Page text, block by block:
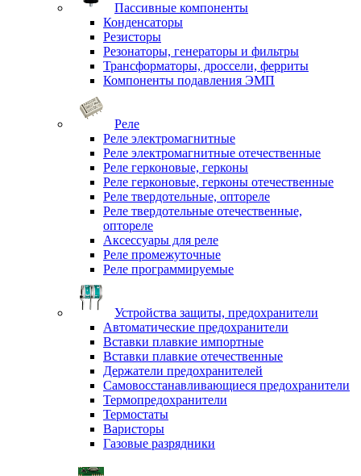
Пассивные компоненты
Конденсаторы
Резисторы
Резонаторы, генераторы и фильтры
Трансформаторы, дроссели, ферриты
Компоненты подавления ЭМП
Реле
Реле электромагнитные
Реле электромагнитные отечественные
Реле герконовые, герконы
Реле герконовые, герконы отечественные
Реле твердотельные, оптореле
Реле твердотельные отечественные,
оптореле
Аксессуары для реле
Реле промежуточные
Реле программируемые
Устройства защиты, предохранители
Автоматические предохранители
Вставки плавкие импортные
Вставки плавкие отечественные
Держатели предохранителей
Самовосстанавливающиеся предохранители
Термопредохранители
Термостаты
Варисторы
Газовые разрядники